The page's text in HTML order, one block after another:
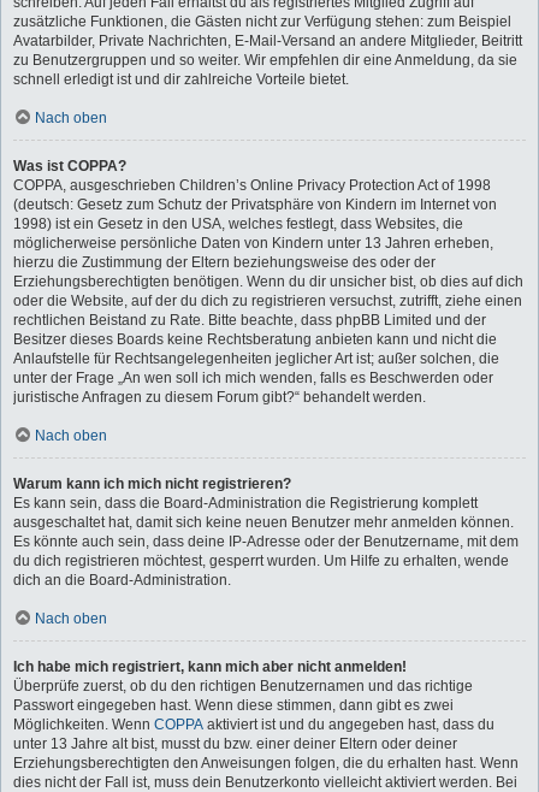
zusätzliche Funktionen, die Gästen nicht zur Verfügung stehen: zum Beispiel
Avatarbilder, Private Nachrichten, E-Mail-Versand an andere Mitglieder, Beitritt
zu Benutzergruppen und so weiter. Wir empfehlen dir eine Anmeldung, da sie
schnell erledigt ist und dir zahlreiche Vorteile bietet.
Nach oben
Was ist COPPA?
COPPA, ausgeschrieben Children’s Online Privacy Protection Act of 1998
(deutsch: Gesetz zum Schutz der Privatsphäre von Kindern im Internet von
1998) ist ein Gesetz in den USA, welches festlegt, dass Websites, die
möglicherweise persönliche Daten von Kindern unter 13 Jahren erheben,
hierzu die Zustimmung der Eltern beziehungsweise des oder der
Erziehungsberechtigten benötigen. Wenn du dir unsicher bist, ob dies auf dich
oder die Website, auf der du dich zu registrieren versuchst, zutrifft, ziehe einen
rechtlichen Beistand zu Rate. Bitte beachte, dass phpBB Limited und der
Besitzer dieses Boards keine Rechtsberatung anbieten kann und nicht die
Anlaufstelle für Rechtsangelegenheiten jeglicher Art ist; außer solchen, die
unter der Frage „An wen soll ich mich wenden, falls es Beschwerden oder
juristische Anfragen zu diesem Forum gibt?“ behandelt werden.
Nach oben
Warum kann ich mich nicht registrieren?
Es kann sein, dass die Board-Administration die Registrierung komplett
ausgeschaltet hat, damit sich keine neuen Benutzer mehr anmelden können.
Es könnte auch sein, dass deine IP-Adresse oder der Benutzername, mit dem
du dich registrieren möchtest, gesperrt wurden. Um Hilfe zu erhalten, wende
dich an die Board-Administration.
Nach oben
Ich habe mich registriert, kann mich aber nicht anmelden!
Überprüfe zuerst, ob du den richtigen Benutzernamen und das richtige
Passwort eingegeben hast. Wenn diese stimmen, dann gibt es zwei
Möglichkeiten. Wenn COPPA aktiviert ist und du angegeben hast, dass du
unter 13 Jahre alt bist, musst du bzw. einer deiner Eltern oder deiner
Erziehungsberechtigten den Anweisungen folgen, die du erhalten hast. Wenn
dies nicht der Fall ist, muss dein Benutzerkonto vielleicht aktiviert werden. Bei